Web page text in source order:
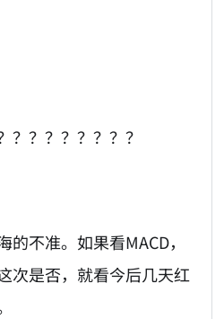
？？？？？？？？
不准。如果看MACD，
次是否，就看今后几天红